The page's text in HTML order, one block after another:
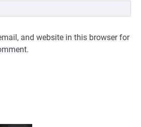
and website in this browser for